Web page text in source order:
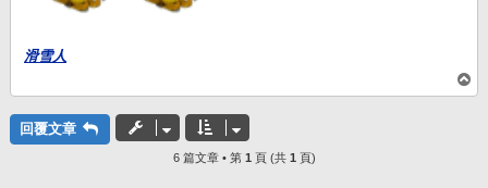
滑雪人
頂
回覆文章
6 篇文章 • 第 1 頁 (共 1 頁)